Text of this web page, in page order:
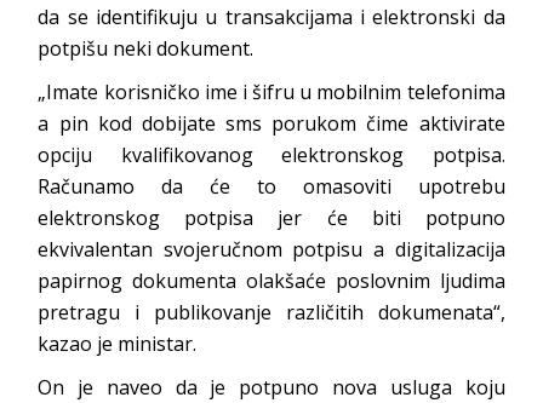
da se identifikuju u transakcijama i elektronski da
potpišu neki dokument.
„Imate korisničko ime i šifru u mobilnim telefonima
a pin kod dobijate sms porukom čime aktivirate
opciju kvalifikovanog elektronskog potpisa.
Računamo da će to omasoviti upotrebu
elektronskog potpisa jer će biti potpuno
ekvivalentan svojeručnom potpisu a digitalizacija
papirnog dokumenta olakšaće poslovnim ljudima
pretragu i publikovanje različitih dokumenata“,
kazao je ministar.
On je naveo da je potpuno nova usluga koju